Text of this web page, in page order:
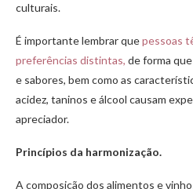
culturais.
É importante lembrar quepessoas
preferências distintas, de forma
e sabores, bem como as
acidez, taninos e álcool causam
apreciador.
Princípios da harmonização.
A composição dos alimentos e